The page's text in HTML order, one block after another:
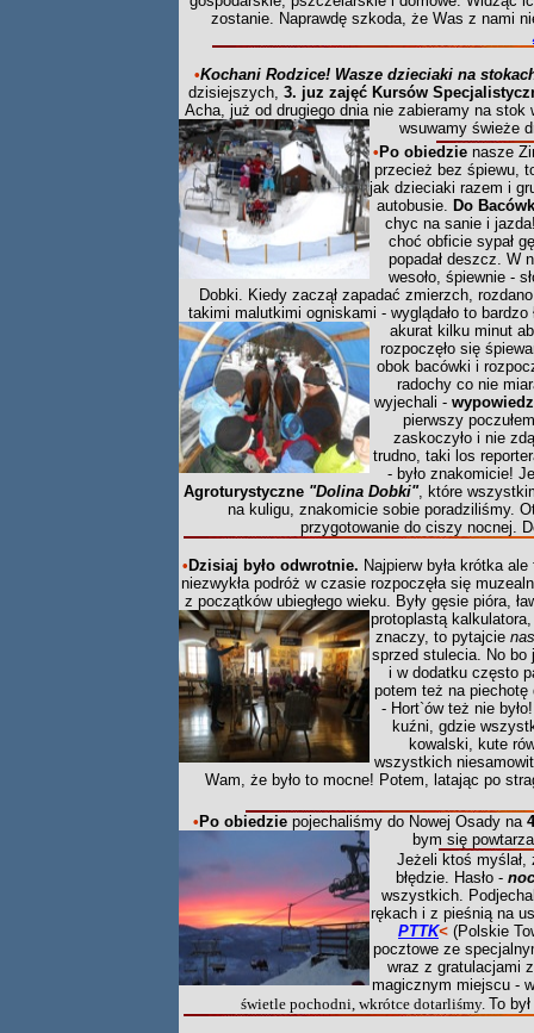
zostanie. Naprawdę szkoda, że Was z nami
•Kochani Rodzice! Wasze dzieciaki na
dzisiejszych, 3. juz zajęć Kursów
Acha, już od drugiego dnia nie zabieramy na
wsuwamy świeże
• Po obiedzie nasze
przecież bez śpiewu,
jak dzieciaki razem i
autobusie. Do
chyc na sanie i
choć obficie sypał
popadał deszcz. W
wesoło, śpiewnie -
Dobki. Kiedy zaczął zapadać zmierzch,
takimi malutkimi ogniskami - wyglądało to
akurat kilku minut
rozpoczęło się
obok bacówki i
radochy co nie
wyjechali -
pierwszy
zaskoczyło i nie
trudno, taki los
- było znakomicie!
Agroturystyczne "Dolina Dobki", które
na kuligu, znakomicie sobie poradziliśmy.
przygotowanie do ciszy nocnej.
• Dzisiaj było odwrotnie. Najpierw była krótka
niezwykła podróż w czasie rozpoczęła się
z początków ubiegłego wieku. Były gęsie pióra,
protoplastą
znaczy, to pytajcie
sprzed stulecia. No bo
i w dodatku często
potem też na piechotę
- Hort`ów też nie
kuźni, gdzie
kowalski, kute
wszystkich
Wam, że było to mocne! Potem, latając po
• Po obiedzie pojechaliśmy do Nowej Osady na
bym się
Jeżeli ktoś
błędzie. Hasło - n
wszystkich.
rękach i z pieśnią na
PTTK< (Polskie
pocztowe ze
wraz z gratulacjami
magicznym miejscu -
świetle pochodni, wkrótce dotarliśmy. To